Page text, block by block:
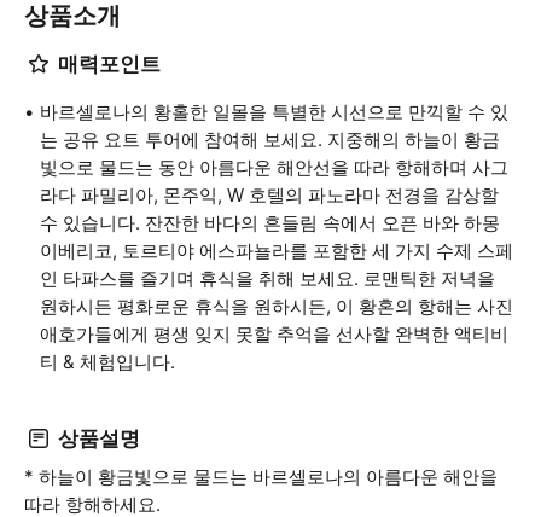
상품소개
매력포인트
바르셀로나의 황홀한 일몰을 특별한 시선으로 만끽할 수 있
는 공유 요트 투어에 참여해 보세요. 지중해의 하늘이 황금
빛으로 물드는 동안 아름다운 해안선을 따라 항해하며 사그
라다 파밀리아, 몬주익, W 호텔의 파노라마 전경을 감상할
수 있습니다. 잔잔한 바다의 흔들림 속에서 오픈 바와 하몽
이베리코, 토르티야 에스파뇰라를 포함한 세 가지 수제 스페
인 타파스를 즐기며 휴식을 취해 보세요. 로맨틱한 저녁을
원하시든 평화로운 휴식을 원하시든, 이 황혼의 항해는 사진
애호가들에게 평생 잊지 못할 추억을 선사할 완벽한 액티비
티 & 체험입니다.
상품설명
* 하늘이 황금빛으로 물드는 바르셀로나의 아름다운 해안을
따라 항해하세요.